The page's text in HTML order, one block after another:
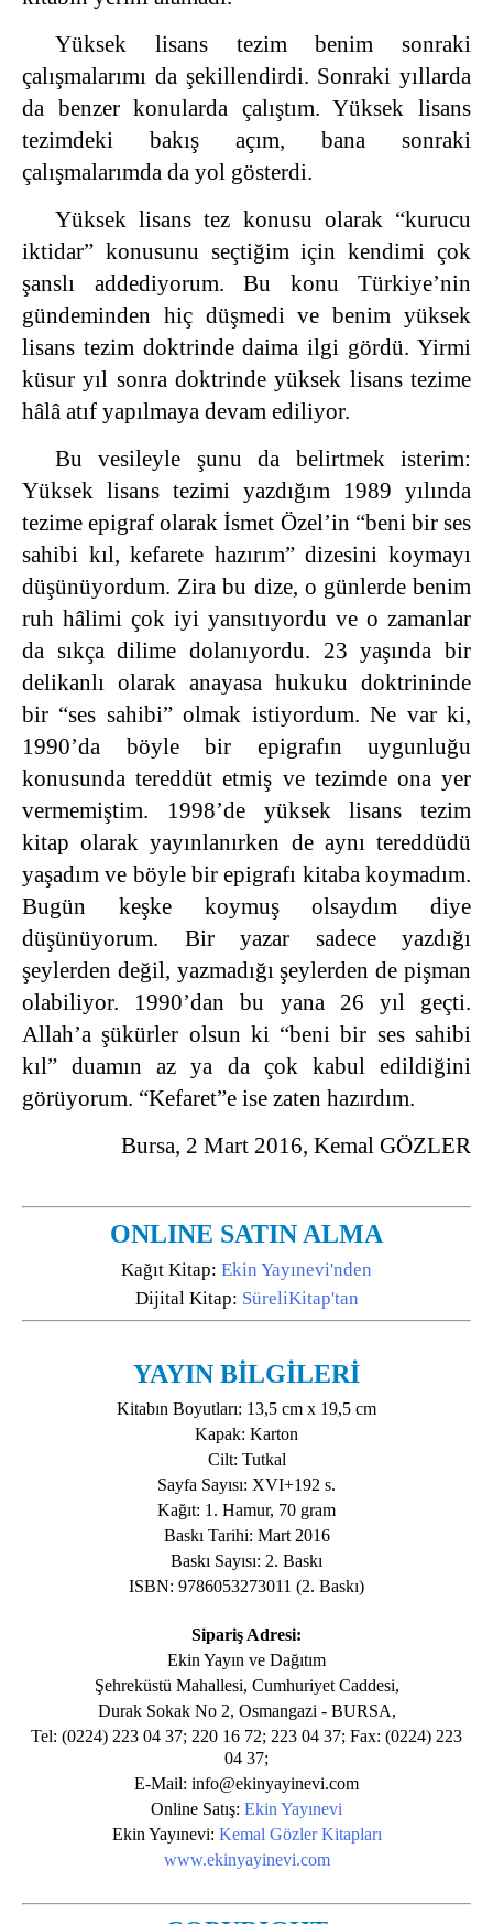
Yüksek lisans tezim benim sonraki
çalışmalarımı da şekillendirdi. Sonraki yıllarda
da benzer konularda çalıştım. Yüksek lisans
tezimdeki bakış açım, bana sonraki
çalışmalarımda da yol gösterdi.
Yüksek lisans tez konusu olarak “kurucu
iktidar” konusunu seçtiğim için kendimi çok
şanslı addediyorum. Bu konu Türkiye’nin
gündeminden hiç düşmedi ve benim yüksek
lisans tezim doktrinde daima ilgi gördü. Yirmi
küsur yıl sonra doktrinde yüksek lisans tezime
hâlâ atıf yapılmaya devam ediliyor.
Bu vesileyle şunu da belirtmek isterim:
Yüksek lisans tezimi yazdığım 1989 yılında
tezime epigraf olarak İsmet Özel’in “beni bir ses
sahibi kıl, kefarete hazırım” dizesini koymayı
düşünüyordum. Zira bu dize, o günlerde benim
ruh hâlimi çok iyi yansıtıyordu ve o zamanlar
da sıkça dilime dolanıyordu. 23 yaşında bir
delikanlı olarak anayasa hukuku doktrininde
bir “ses sahibi” olmak istiyordum. Ne var ki,
1990’da böyle bir epigrafın uygunluğu
konusunda tereddüt etmiş ve tezimde ona yer
vermemiştim. 1998’de yüksek lisans tezim
kitap olarak yayınlanırken de aynı tereddüdü
yaşadım ve böyle bir epigrafı kitaba koymadım.
Bugün keşke koymuş olsaydım diye
düşünüyorum. Bir yazar sadece yazdığı
şeylerden değil, yazmadığı şeylerden de pişman
olabiliyor. 1990’dan bu yana 26 yıl geçti.
Allah’a şükürler olsun ki “beni bir ses sahibi
kıl” duamın az ya da çok kabul edildiğini
görüyorum. “Kefaret”e ise zaten hazırdım.
Bursa, 2 Mart 2016, Kemal GÖZLER
ONLINE SATIN ALMA
Kağıt Kitap: Ekin Yayınevi'nden
Dijital Kitap: SüreliKitap'tan
YAYIN BİLGİLERİ
Kitabın Boyutları: 13,5 cm x 19,5 cm
Kapak: Karton
Cilt: Tutkal
Sayfa Sayısı: XVI+192 s.
Kağıt: 1. Hamur, 70 gram
Baskı Tarihi: Mart 2016
Baskı Sayısı: 2. Baskı
ISBN: 9786053273011 (2. Baskı)
Sipariş Adresi:
Ekin Yayın ve Dağıtım
Şehreküstü Mahallesi, Cumhuriyet Caddesi,
Durak Sokak No 2, Osmangazi - BURSA,
Tel: (0224) 223 04 37; 220 16 72; 223 04 37; Fax: (0224) 223
04 37;
E-Mail: info@ekinyayinevi.com
Online Satış: Ekin Yayınevi
Ekin Yayınevi: Kemal Gözler Kitapları
www.ekinyayinevi.com